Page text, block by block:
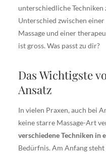
unterschiedliche Techniken
Unterschied zwischen
Massage und einer
ist gross. Was passt zu dir?
Das Wichtigste
Ansatz
In vielen Praxen, auch bei
keine starre Massage-Art
verschiedene Techniken in
Bedürfnis. Am Anfang